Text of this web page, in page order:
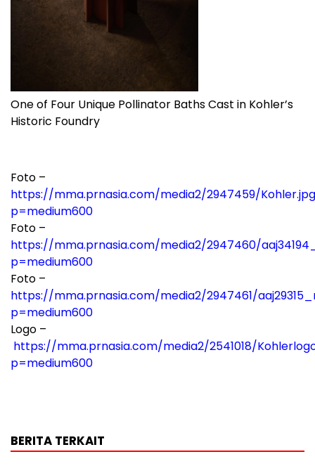
One of Four Unique Pollinator Baths Cast in Kohler’s
Historic Foundry
Foto –
https://mma.prnasia.com/media2/2947459/
p=medium600
Foto –
https://mma.prnasia.com/media2/2947460/
p=medium600
Foto –
https://mma.prnasia.com/media2/2947461/
p=medium600
Logo –
https://mma.prnasia.com/media2/2541018/
p=medium600
BERITA TERKAIT